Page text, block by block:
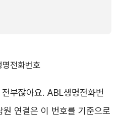
부잖아요. ABL생명전화번
연결은 이 번호를 기준으로